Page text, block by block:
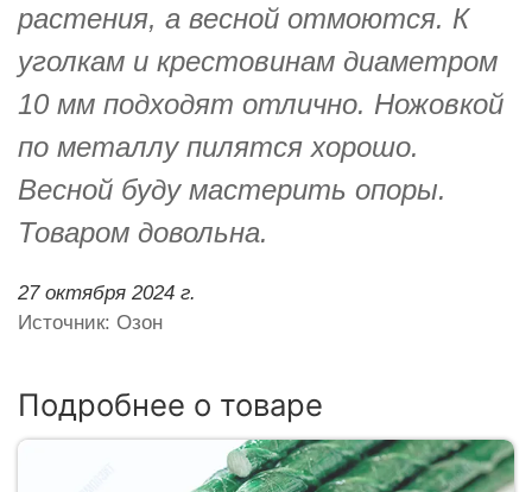
растения, а весной отмоются. К
уголкам и крестовинам диаметром
10 мм подходят отлично. Ножовкой
по металлу пилятся хорошо.
Весной буду мастерить опоры.
Товаром довольна.
27 октября 2024 г.
Источник: Озон
Подробнее о товаре